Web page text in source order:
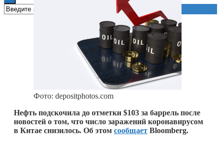
Фото: depositphotos.com
Нефть подскочила до отметки $103 за баррель после
новостей о том, что число заражений коронавирусом
в Китае снизилось. Об этом сообщает Bloomberg.